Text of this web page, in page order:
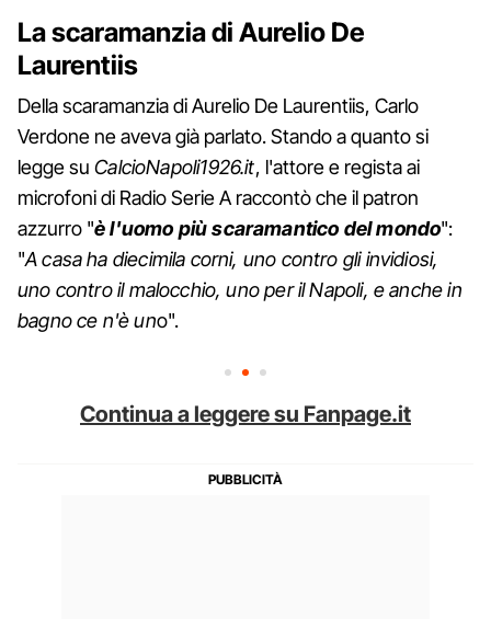
La scaramanzia di Aurelio De
Laurentiis
Della scaramanzia di Aurelio De Laurentiis, Carlo
Verdone ne aveva già parlato. Stando a quanto si
legge su CalcioNapoli1926.it, l'attore e regista ai
microfoni di Radio Serie A raccontò che il patron
azzurro "è l'uomo più scaramantico del mondo":
"A casa ha diecimila corni, uno contro gli invidiosi,
uno contro il malocchio, uno per il Napoli, e anche in
bagno ce n'è uno".
Continua a leggere su Fanpage.it